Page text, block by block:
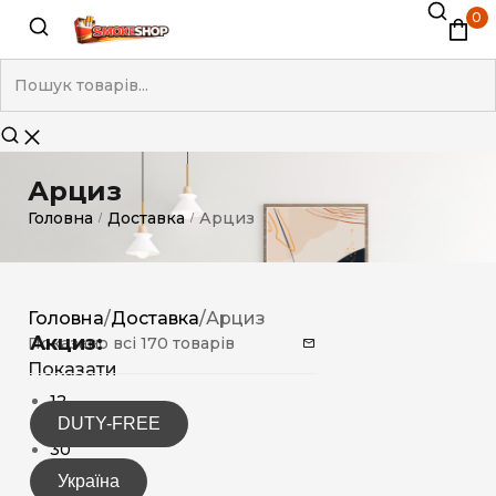
0
Арциз
Головна / Доставка / Арциз
Акциз:
DUTY-FREE
Україна
Головна/Доставка/Арциз
Показано всі 170 товарів
Показати
12
15
30